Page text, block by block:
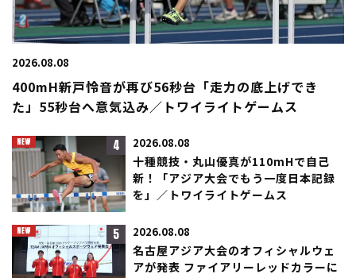
2026.08.08
400mH新戸怜音が再び56秒台「走力の底上げでき
た」55秒台へ意気込み／トワイライトゲームス
4 2026.08.08
十種競技・丸山優真が110mHで自己
新！「アジア大会でもう一度日本記録
を」／トワイライトゲームス
5 2026.08.08
名古屋アジア大会のオフィシャルウェ
アが発表 ファイアリーレッドカラーに